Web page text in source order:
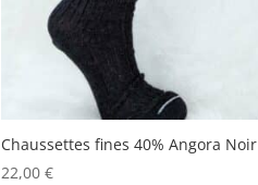
Chaussettes fines 40% Angora Noir
22,00€